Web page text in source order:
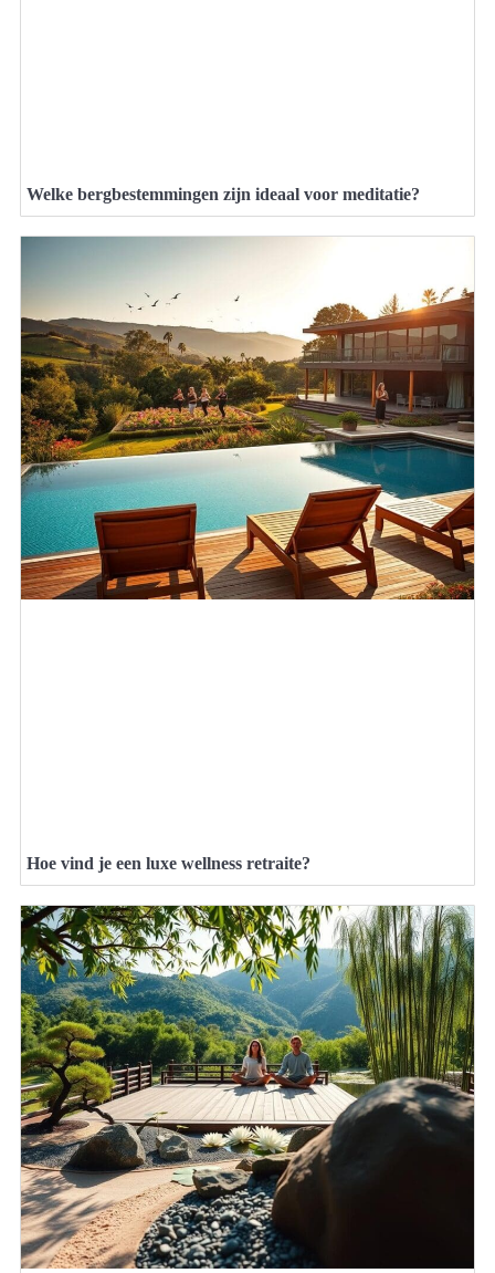
Welke bergbestemmingen zijn ideaal voor meditatie?
Hoe vind je een luxe wellness retraite?